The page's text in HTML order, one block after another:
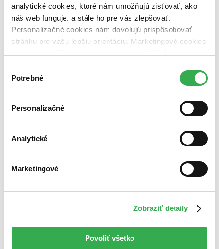
analytické cookies, ktoré nám umožňujú zisťovať, ako
náš web funguje, a stále ho pre vás zlepšovať.
Personalizačné cookies nám dovoľujú prispôsobovať
stránku pre vašu lepšiu orientáciu. Marketingové cookies
nám pomohlo, keby sme mohli používať všetky tieto
súhlasu
Potrebné
Personalizačné
Analytické
Marketingové
Zobraziť detaily
Povoliť všetko
čítaná (0 titulov)čítaná
čítaná - výborný stav (0 titulov)čítaná - výborný stav
čítaná - mierne opotrebovaná (0 titulov)
čítaná - mierne
opotrebovaná
čítané verzie vypredaných kníh (0 titulov)čítané verzie
Bestsellery
Top hodnotené
Najlacnejšie
Skúste prosím zmeniť vyhľadávaný výraz.